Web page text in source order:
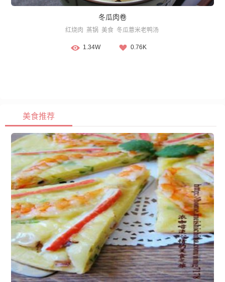
冬瓜肉卷
红烧肉 蒸锅 美食 冬瓜薏米老鸭汤
1.34W 0.76K
美食推荐